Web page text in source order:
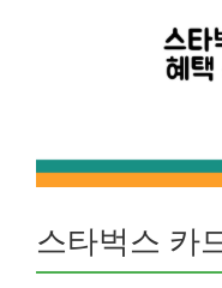
스타벅스 카